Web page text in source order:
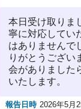
本日受け取りま
寧に対応してい
はありませんで
りがとうござい
会がありました
いたします。
報告日時 2026年5月